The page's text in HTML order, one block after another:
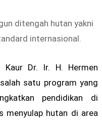
ditengah hutan yakni
internasional.
Kaur Dr. Ir. H. Hermen
satu program yang
pendidikan di
menyulap hutan di area